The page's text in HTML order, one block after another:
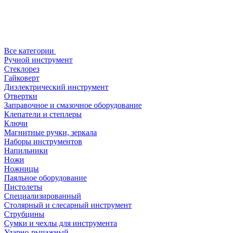
Все категории
Ручной инструмент
Стеклорез
Гайковерт
Диэлектрический инструмент
Отвертки
Заправочное и смазочное оборудование
Клепатели и степлеры
Ключи
Магнитные ручки, зеркала
Наборы инструментов
Напильники
Ножи
Ножницы
Паяльное оборудование
Пистолеты
Специализированный
Столярный и слесарный инструмент
Струбцины
Сумки и чехлы для инструмента